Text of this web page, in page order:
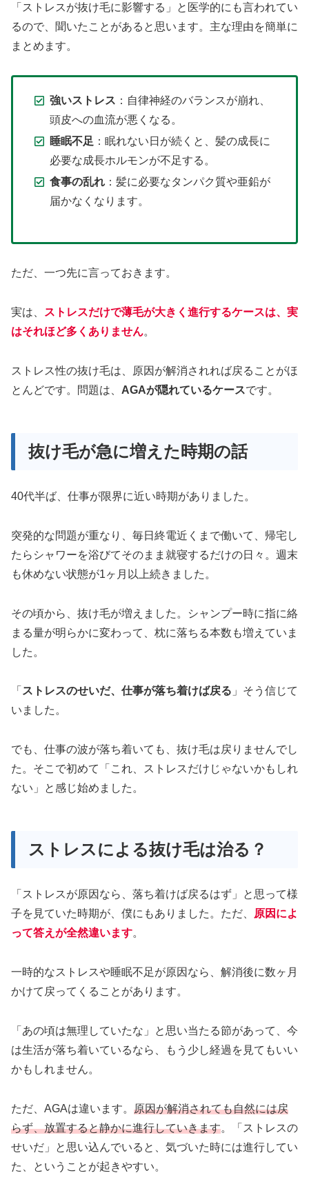
「ストレスが抜け毛に影響する」と医学的にも言われてい
るので、聞いたことがあると思います。主な理由を簡単に
まとめます。
強いストレス ：自律神経のバランスが崩れ、
頭皮への血流が悪くなる。
睡眠不足 ：眠れない日が続くと、髪の成長に
必要な成長ホルモンが不足する。
食事の乱れ ：髪に必要なタンパク質や亜鉛が
届かなくなります。
ただ、一つ先に言っておきます。
実は、
ストレスだけで薄毛が大きく進行するケースは、実
はそれほど多くありません。
ストレス性の抜け毛は、原因が解消されれば戻ることがほ
とんどです。問題は、 AGAが隠れているケースです。
抜け毛が急に増えた時期の話
40代半ば、仕事が限界に近い時期がありました。
突発的な問題が重なり、毎日終電近くまで働いて、帰宅し
たらシャワーを浴びてそのまま就寝するだけの日々。週末
も休めない状態が1ヶ月以上続きました。
その頃から、抜け毛が増えました。シャンプー時に指に絡
まる量が明らかに変わって、枕に落ちる本数も増えていま
した。
「 ストレスのせいだ、仕事が落ち着けば戻る 」そう信じて
いました。
でも、仕事の波が落ち着いても、抜け毛は戻りませんでし
た。そこで初めて「これ、ストレスだけじゃないかもしれ
ない」と感じ始めました。
ストレスによる抜け毛は治る？
「ストレスが原因なら、落ち着けば戻るはず」と思って様
子を見ていた時期が、僕にもありました。ただ、
原因によ
って答えが全然違います。
一時的なストレスや睡眠不足が原因なら、解消後に数ヶ月
かけて戻ってくることがあります。
「あの頃は無理していたな」と思い当たる節があって、今
は生活が落ち着いているなら、もう少し経過を見てもいい
かもしれません。
ただ、AGAは違います。 原因が解消されても自然には戻
らず、放置すると静かに進行していきます。「ストレスの
せいだ」と思い込んでいると、気づいた時には進行してい
た、ということが起きやすい。